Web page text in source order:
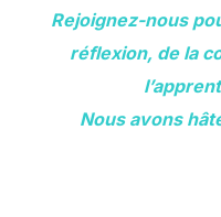
Rejoignez-nous
réflexion, de la
Nous avons